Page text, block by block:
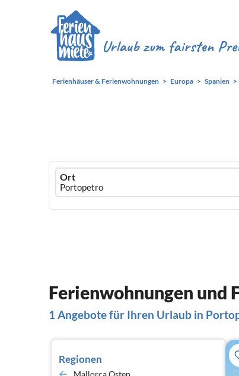
Ferienhäuser & Ferienwohnungen Europa Spanien
Ferienhausmiete
logo
Ort
Ferienwohnungen und
1 Angebote für Ihren Urlaub in
Regionen
Mallorca Osten